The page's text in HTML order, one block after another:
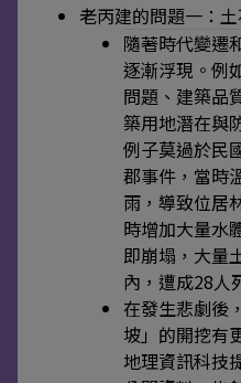
老丙建的問題一：
隨著時代變遷
逐漸浮現。例
問題、建築品
築用地潛在與
例子莫過於民
郡事件，當時
雨，導致位居
時增加大量水
即崩塌，大量
內，遭成28人
在發生悲劇後
坡」的開挖有
地理資訊科技